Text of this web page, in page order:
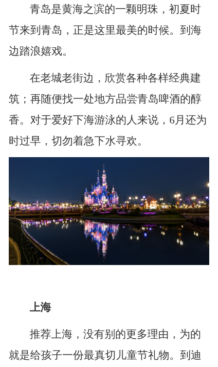
青岛是黄海之滨的一颗明珠，初夏时
节来到青岛，正是这里最美的时候。到海
边踏浪嬉戏。
在老城老街边，欣赏各种各样经典建
筑；再随便找一处地方品尝青岛啤酒的醇
香。对于爱好下海游泳的人来说，6月还为
时过早，切勿着急下水寻欢。
上海
推荐上海，没有别的更多理由，为的
就是给孩子一份最真切儿童节礼物。到迪